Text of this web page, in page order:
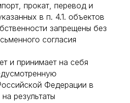
прокат, перевод и
в п. 4.1. объектов
запрещены без
согласия
и принимает на себя
Федерации в
результаты